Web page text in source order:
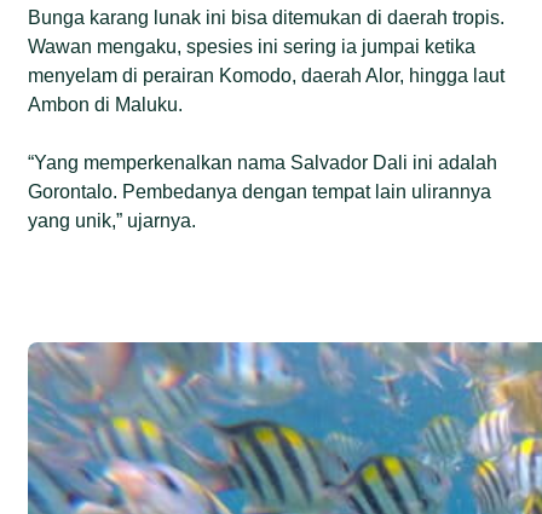
Bunga karang lunak ini bisa ditemukan di daerah tropis.
Wawan mengaku, spesies ini sering ia jumpai ketika
menyelam di perairan Komodo, daerah Alor, hingga laut
Ambon di Maluku.
“Yang memperkenalkan nama Salvador Dali ini adalah
Gorontalo. Pembedanya dengan tempat lain ulirannya
yang unik,” ujarnya.